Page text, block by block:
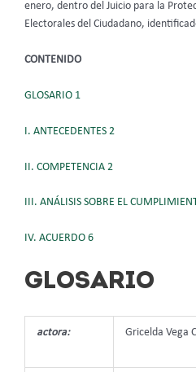
enero, dentro del Juicio para la
Electorales del Ciudadano,
CONTENIDO
GLOSARIO 1
I. ANTECEDENTES 2
II. COMPETENCIA 2
III. ANÁLISIS SOBRE EL
IV. ACUERDO 6
GLOSARIO
actora: Gricelda Vega